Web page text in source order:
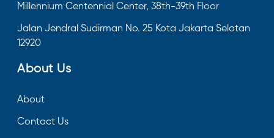
Millennium Centennial Center, 38th-39th Floor
Jalan Jendral Sudirman No. 25 Kota Jakarta Selatan
12920
About Us
About
Contact Us